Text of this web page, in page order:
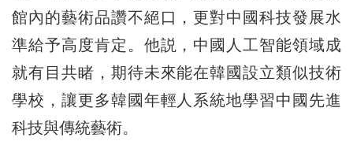
館內的藝術品讚不絕口，更對中國科技發展水
準給予高度肯定。他説，中國人工智能領域成
就有目共睹，期待未來能在韓國設立類似技術
學校，讓更多韓國年輕人系統地學習中國先進
科技與傳統藝術。